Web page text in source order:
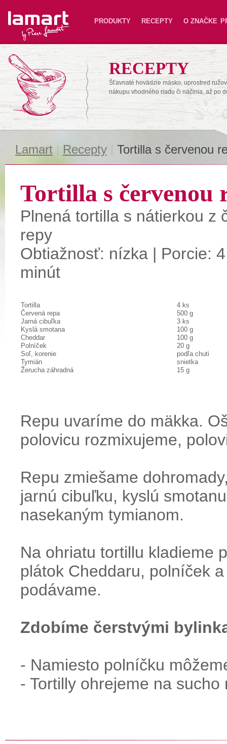
Lamart PRODUKTY RECEPTY O ZNAČKE
RECEPTY
Šťavnaté hovädzie mäsko, uprostred
nákupu vhodného riadu či náčinia, až po
Lamart Recepty Tortilla s červenou
Tortilla s červenou
Plnená tortilla s nátierkou z
repy
Obtiažnosť: nízka | Porcie:
minút
Tortilla
4 ks
Červená repa
500 g
Jarná cibuľka
3 ks
Kyslá smotana
100 g
Cheddar
100 g
Polníček
20 g
Soľ, korenie
podľa chuti
Tymián
snietka
Žerucha záhradná
15 g
Repu uvaríme do mäkka.
polovicu rozmixujeme,
Repu zmiešame
jarnú cibuľku, kyslú
nasekaným tymianom.
Na ohriatu tortillu kladieme
plátok Cheddaru, polníček
podávame.
Zdobíme čerstvými
- Namiesto polníčku
- Tortilly ohrejeme na